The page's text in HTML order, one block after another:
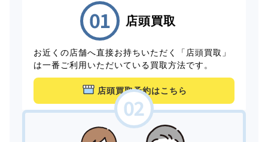
店頭買取
お近くの店舗へ直接お持ちいただく「店頭買取」
は一番ご利用いただいている買取方法です。
店頭買取予約はこちら